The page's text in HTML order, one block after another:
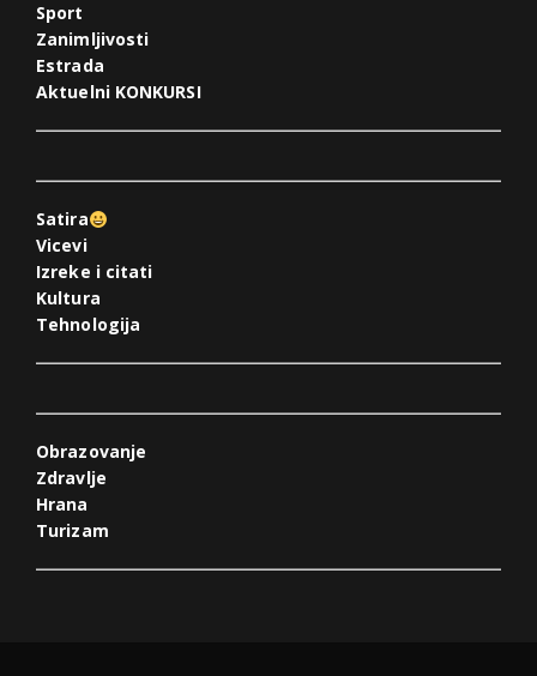
Sport
Zanimljivosti
Estrada
Aktuelni KONKURSI
Satira
Vicevi
Izreke i citati
Kultura
Tehnologija
Obrazovanje
Zdravlje
Hrana
Turizam